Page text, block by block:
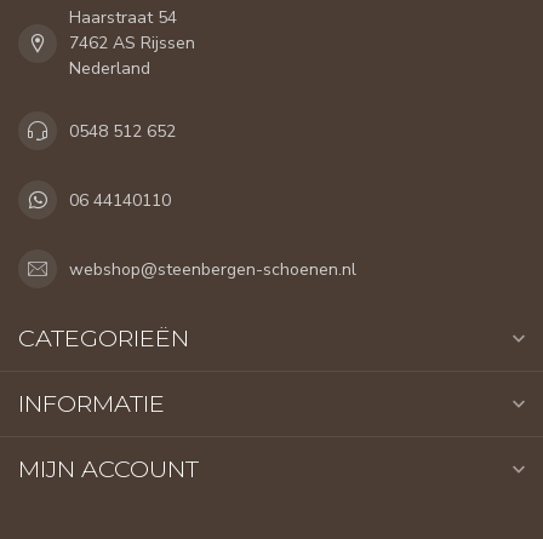
Haarstraat 54
7462 AS Rijssen
Nederland
0548 512 652
06 44140110
webshop@steenbergen-schoenen.nl
CATEGORIEËN
INFORMATIE
MIJN ACCOUNT